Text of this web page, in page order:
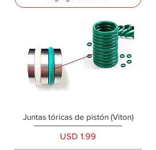
Juntas tóricas de pistón (Viton)
Precio
USD 1.99